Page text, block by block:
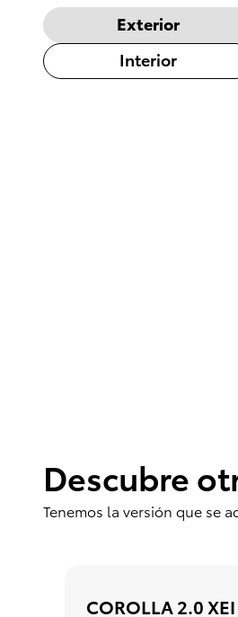
Exterior
Interior
Descubre
Tenemos la versión que se
COROLLA 2.0